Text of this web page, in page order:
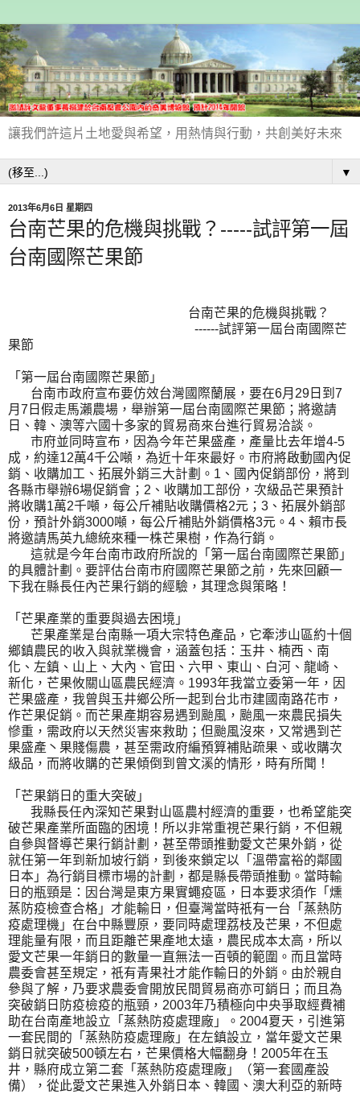
讓我們許這片土地愛與希望，用熱情與行動，共創美好未來
▼
2013年6月6日 星期四
台南芒果的危機與挑戰？-----試評第一屆
台南國際芒果節
台南芒果的危機與挑戰？
------試評第一屆台南國際芒
果節
「第一屆台南國際芒果節」
台南市政府宣布要仿效台灣國際蘭展，要在6月29日到7
月7日假走馬瀨農場，舉辦第一屆台南國際芒果節；將邀請
日、韓、澳等六國十多家的貿易商來台進行貿易洽談。
市府並同時宣布，因為今年芒果盛產，產量比去年增4-5
成，約達12萬4千公噸，為近十年來最好。市府將啟動國內促
銷、收購加工、拓展外銷三大計劃。1、國內促銷部份，將到
各縣市舉辦6場促銷會；2、收購加工部份，次級品芒果預計
將收購1萬2千噸，每公斤補貼收購價格2元；3、拓展外銷部
份，預計外銷3000噸，每公斤補貼外銷價格3元。4、賴市長
將邀請馬英九總統來種一株芒果樹，作為行銷。
這就是今年台南市政府所說的「第一屆台南國際芒果節」
的具體計劃。要評估台南市府國際芒果節之前，先來回顧一
下我在縣長任內芒果行銷的經驗，其理念與策略！
「芒果產業的重要與過去困境」
芒果產業是台南縣一項大宗特色產品，它牽涉山區約十個
鄉鎮農民的收入與就業機會，涵蓋包括：玉井、楠西、南
化、左鎮、山上、大內、官田、六甲、東山、白河、龍崎、
新化，芒果攸關山區農民經濟。1993年我當立委第一年，因
芒果盛產，我曾與玉井鄉公所一起到台北市建國南路花巿，
作芒果促銷。而芒果產期容易遇到颱風，颱風一來農民損失
慘重，需政府以天然災害來救助；但颱風沒來，又常遇到芒
果盛產丶果賤傷農，甚至需政府編預算補貼疏果、或收購次
級品，而將收購的芒果傾倒到曾文溪的情形，時有所聞！
「芒果銷日的重大突破」
我縣長任內深知芒果對山區農村經濟的重要，也希望能突
破芒果產業所面臨的困境！所以非常重視芒果行銷，不但親
自參與督導芒果行銷計劃，甚至帶頭推動愛文芒果外銷，從
就任第一年到新加坡行銷，到後來鎖定以「溫帶富裕的鄰國
日本」為行銷目標市場的計劃，都是縣長帶頭推動。當時輸
日的瓶頸是：因台灣是東方果實蠅疫區，日本要求須作「燻
蒸防疫檢查合格」才能輸日，但臺灣當時祇有一台「蒸熱防
疫處理機」在台中縣豐原，要同時處理荔枝及芒果，不但處
理能量有限，而且距離芒果產地太遠，農民成本太高，所以
愛文芒果一年銷日的數量一直無法一百頓的範圍。而且當時
農委會甚至規定，祇有青果社才能作輸日的外銷。由於親自
參與了解，乃要求農委會開放民間貿易商亦可銷日；而且為
突破銷日防疫檢疫的瓶頸，2003年乃積極向中央爭取經費補
助在台南產地設立「蒸熱防疫處理廠」。2004夏天，引進第
一套民間的「蒸熱防疫處理廠」在左鎮設立，當年愛文芒果
銷日就突破500頓左右，芒果價格大幅翻身！2005年在玉
井，縣府成立第二套「蒸熱防疫處理廠」（第一套國產設
備），從此愛文芒果進入外銷日本、韓國、澳大利亞的新時